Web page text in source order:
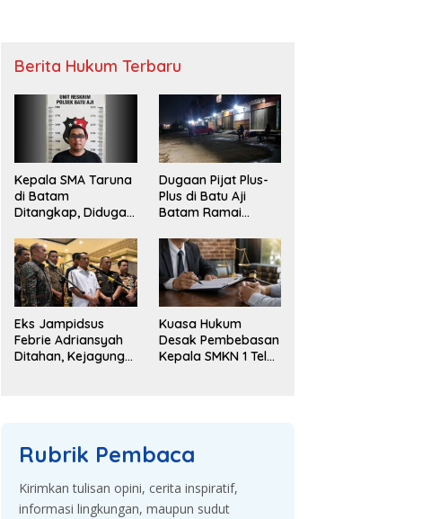
Berita Hukum Terbaru
Kepala SMA Taruna
di Batam
Ditangkap, Diduga
Sekolah Rp143 Juta
Dugaan Pijat Plus-
Plus di Batu Aji
Batam Ramai
Desak Penyelidikan
Eks Jampidsus
Febrie Adriansyah
Ditahan, Kejagung
Kuasa Hukum
Desak Pembebasan
Kepala SMKN 1 Teluk
Rubrik Pembaca
Kirimkan tulisan opini, cerita inspiratif,
informasi lingkungan, maupun sudut